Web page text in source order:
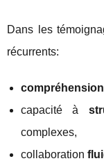
Dans les
récurrents:
capacité à
complexes,
collaboration